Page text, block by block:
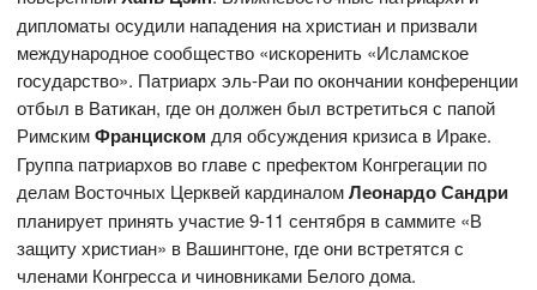
дипломаты осудили нападения на христиан и призвали
международное сообщество «искоренить «Исламское
государство». Патриарх эль-Раи по окончании конференции
отбыл в Ватикан, где он должен был встретиться с папой
РимскимФранциском для обсуждения кризиса в Ираке.
Группа патриархов во главе с префектом Конгрегации по
делам Восточных Церквей кардиналомЛеонардо Сандри
планирует принять участие 9-11 сентября в саммите «В
защиту христиан» в Вашингтоне, где они встретятся с
членами Конгресса и чиновниками Белого дома.